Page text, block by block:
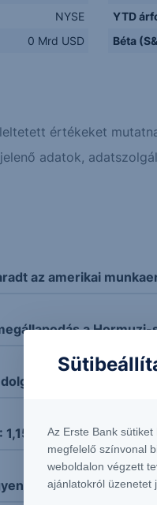
NYSE
0 Mrd USD
YTD
Béta
értékeket
adatok,
az amerikai
a
mondott az OTP!
1,155 körül a kurzus
a forint
Az Erste Bank
megfelelő színvonal
weboldalon végzett
ajánlatokról üzenetet